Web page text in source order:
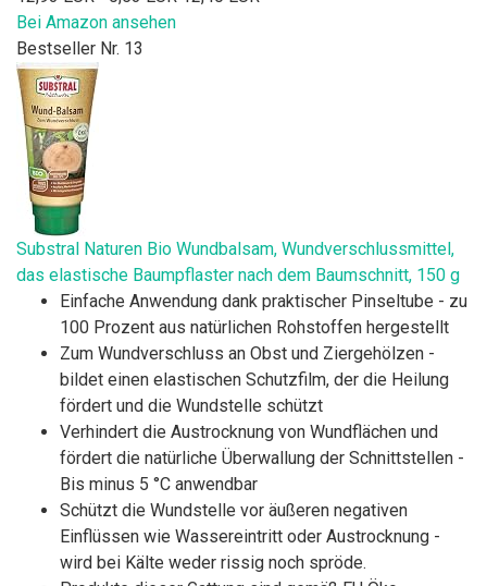
Bei Amazon ansehen
Bestseller Nr. 13
Substral Naturen Bio Wundbalsam, Wundverschlussmittel,
das elastische Baumpflaster nach dem Baumschnitt, 150 g
Einfache Anwendung dank praktischer Pinseltube - zu
100 Prozent aus natürlichen Rohstoffen hergestellt
Zum Wundverschluss an Obst und Ziergehölzen -
bildet einen elastischen Schutzfilm, der die Heilung
fördert und die Wundstelle schützt
Verhindert die Austrocknung von Wundflächen und
fördert die natürliche Überwallung der Schnittstellen -
Bis minus 5 °C anwendbar
Schützt die Wundstelle vor äußeren negativen
Einflüssen wie Wassereintritt oder Austrocknung -
wird bei Kälte weder rissig noch spröde.